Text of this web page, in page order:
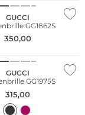
GUCCI
GG1862S
350,00
GUCCI
GG1975S
315,00